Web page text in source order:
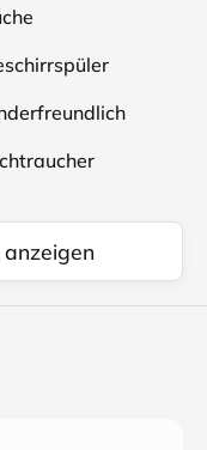
vom
Braunarl zum
und
und
das Lebensgefühl
erholsamen und